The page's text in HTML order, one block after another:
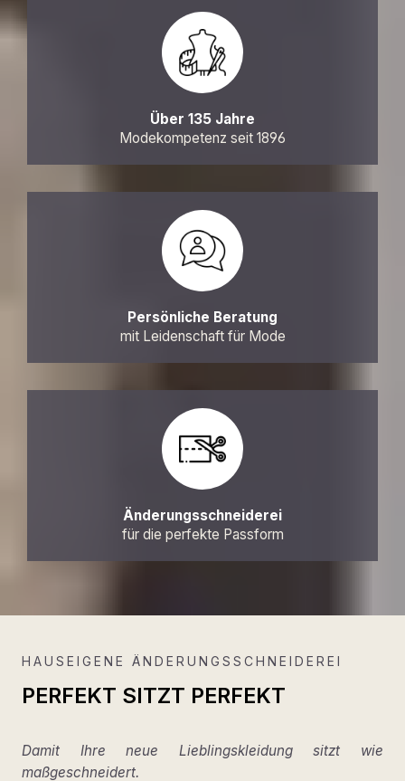
Über 135 Jahre
Modekompetenz seit 1896
Persönliche Beratung
mit Leidenschaft für Mode
Änderungsschneiderei
für die perfekte Passform
HAUSEIGENE ÄNDERUNGSSCHNEIDEREI
PERFEKT SITZT PERFEKT
Damit Ihre neue Lieblingskleidung sitzt wie
maßgeschneidert.